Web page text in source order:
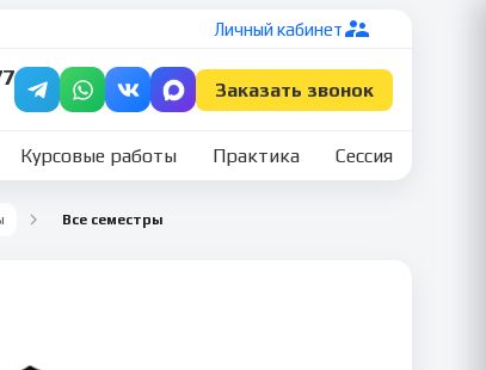
Личный кабинет
Заказать звонок
Курсовые работы Практика Сессия
Все семестры